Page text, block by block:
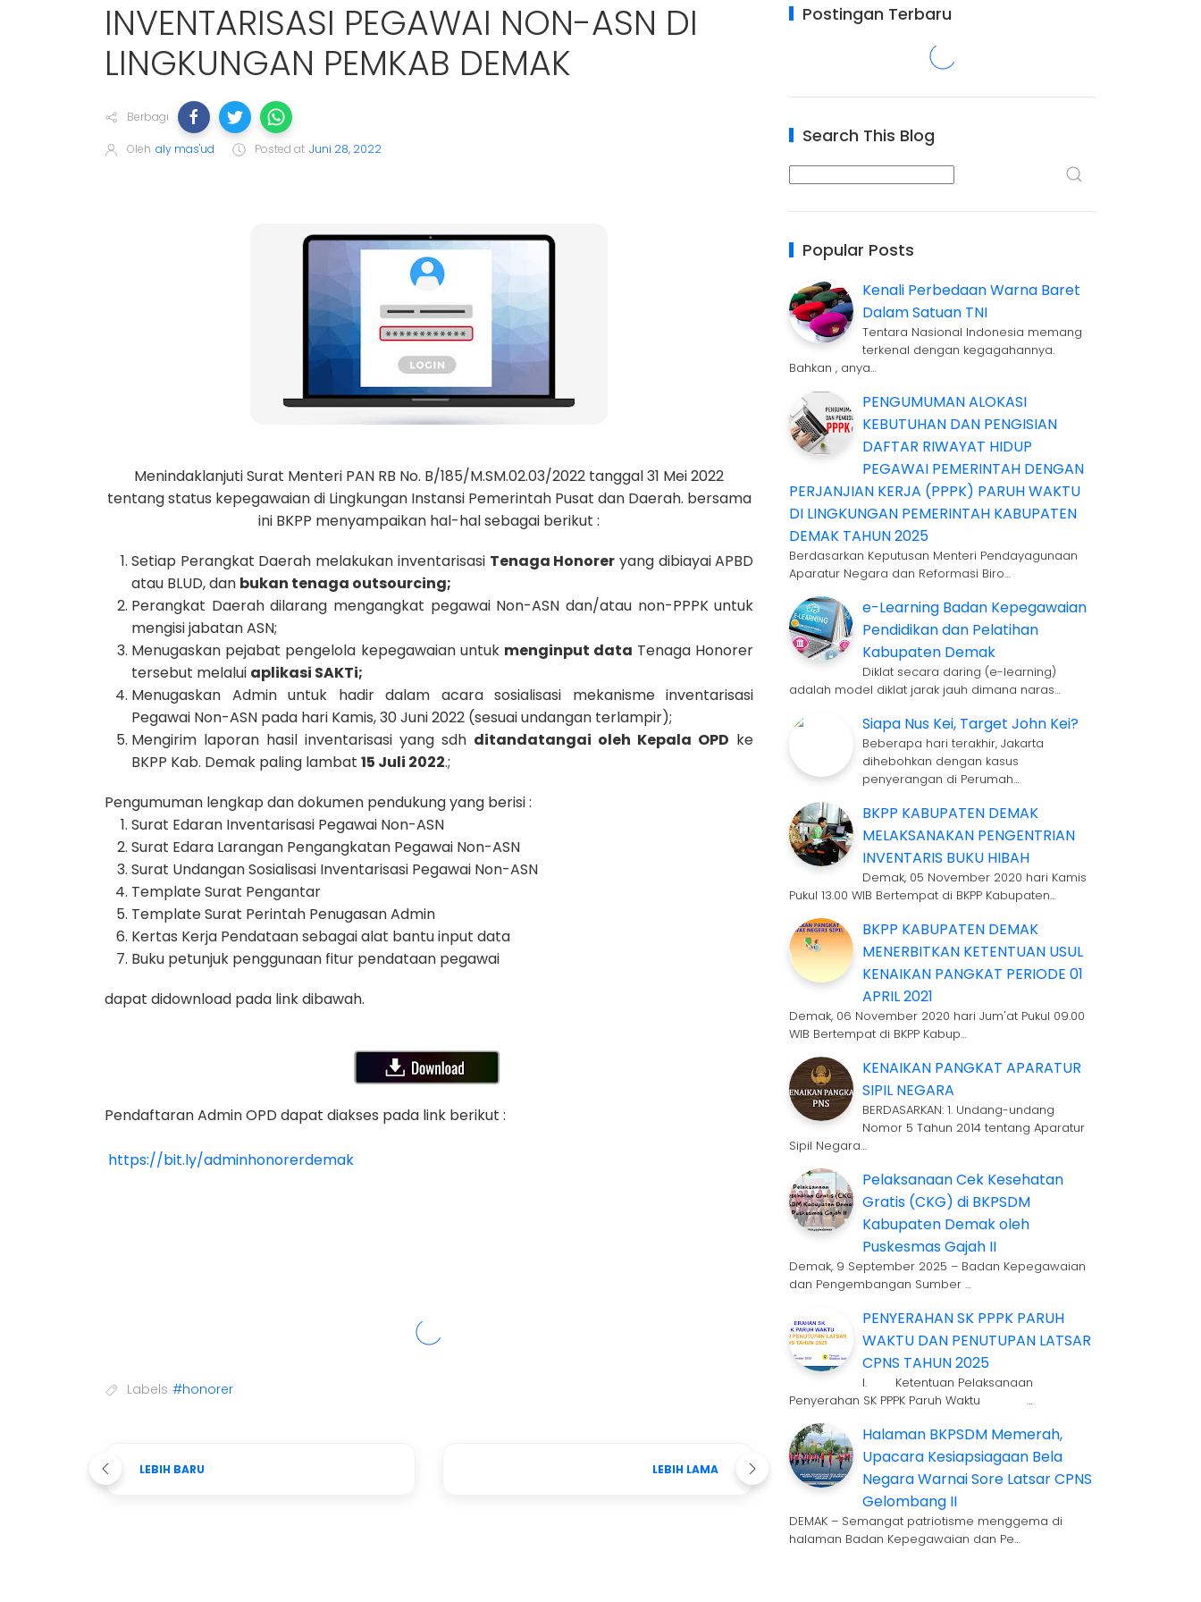
INVENTARISASI PEGAWAI NON-ASN DI
LINGKUNGAN PEMKAB DEMAK
Berbagi
Oleh aly mas'ud Posted at Juni 28, 2022
Menindaklanjuti Surat Menteri PAN RB No. B/185/M.SM.02.03/2022 tanggal 31 Mei 2022
tentang status kepegawaian di Lingkungan Instansi Pemerintah Pusat dan Daerah. bersama
ini BKPP menyampaikan hal-hal sebagai berikut :
Setiap Perangkat Daerah melakukan inventarisasi Tenaga Honorer yang dibiayai APBD
atau BLUD, dan bukan tenaga outsourcing;
Perangkat Daerah dilarang mengangkat pegawai Non-ASN dan/atau non-PPPK untuk
mengisi jabatan ASN;
Menugaskan pejabat pengelola kepegawaian untuk menginput data Tenaga Honorer
tersebut melalui aplikasi SAKTi;
Menugaskan Admin untuk hadir dalam acara sosialisasi mekanisme inventarisasi
Pegawai Non-ASN pada hari Kamis, 30 Juni 2022 (sesuai undangan terlampir);
Mengirim laporan hasil inventarisasi yang sdh ditandatangai oleh Kepala OPD ke
BKPP Kab. Demak paling lambat 15 Juli 2022.;
Pengumuman lengkap dan dokumen pendukung yang berisi :
Surat Edaran Inventarisasi Pegawai Non-ASN
Surat Edara Larangan Pengangkatan Pegawai Non-ASN
Surat Undangan Sosialisasi Inventarisasi Pegawai Non-ASN
Template Surat Pengantar
Template Surat Perintah Penugasan Admin
Kertas Kerja Pendataan sebagai alat bantu input data
Buku petunjuk penggunaan fitur pendataan pegawai
dapat didownload pada link dibawah.
Pendaftaran Admin OPD dapat diakses pada link berikut :
https://bit.ly/adminhonorerdemak
Labels #honorer
LEBIH BARU LEBIH LAMA
Postingan Terbaru
Search This Blog
Popular Posts
Kenali Perbedaan Warna Baret
Dalam Satuan TNI
Tentara Nasional Indonesia memang
terkenal dengan kegagahannya.
Bahkan , anya…
PENGUMUMAN ALOKASI
KEBUTUHAN DAN PENGISIAN
DAFTAR RIWAYAT HIDUP
PEGAWAI PEMERINTAH DENGAN
PERJANJIAN KERJA (PPPK) PARUH WAKTU
DI LINGKUNGAN PEMERINTAH KABUPATEN
DEMAK TAHUN 2025
Berdasarkan Keputusan Menteri Pendayagunaan
Aparatur Negara dan Reformasi Biro…
e-Learning Badan Kepegawaian
Pendidikan dan Pelatihan
Kabupaten Demak
Diklat secara daring (e-learning)
adalah model diklat jarak jauh dimana naras…
Siapa Nus Kei, Target John Kei?
Beberapa hari terakhir, Jakarta
dihebohkan dengan kasus
penyerangan di Perumah…
BKPP KABUPATEN DEMAK
MELAKSANAKAN PENGENTRIAN
INVENTARIS BUKU HIBAH
Demak, 05 November 2020 hari Kamis
Pukul 13.00 WIB Bertempat di BKPP Kabupaten…
BKPP KABUPATEN DEMAK
MENERBITKAN KETENTUAN USUL
KENAIKAN PANGKAT PERIODE 01
APRIL 2021
Demak, 06 November 2020 hari Jum'at Pukul 09.00
WIB Bertempat di BKPP Kabup…
KENAIKAN PANGKAT APARATUR
SIPIL NEGARA
BERDASARKAN: 1. Undang-undang
Nomor 5 Tahun 2014 tentang Aparatur
Sipil Negara…
Pelaksanaan Cek Kesehatan
Gratis (CKG) di BKPSDM
Kabupaten Demak oleh
Puskesmas Gajah II
Demak, 9 September 2025 – Badan Kepegawaian
dan Pengembangan Sumber …
PENYERAHAN SK PPPK PARUH
WAKTU DAN PENUTUPAN LATSAR
CPNS TAHUN 2025
I. Ketentuan Pelaksanaan
Penyerahan SK PPPK Paruh Waktu …
Halaman BKPSDM Memerah,
Upacara Kesiapsiagaan Bela
Negara Warnai Sore Latsar CPNS
Gelombang II
DEMAK – Semangat patriotisme menggema di
halaman Badan Kepegawaian dan Pe…